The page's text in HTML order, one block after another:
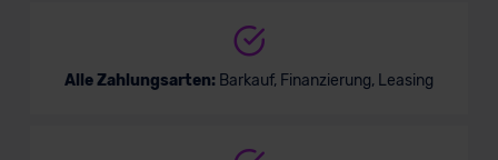
Alle Zahlungsarten: Barkauf, Finanzierung, Leasing